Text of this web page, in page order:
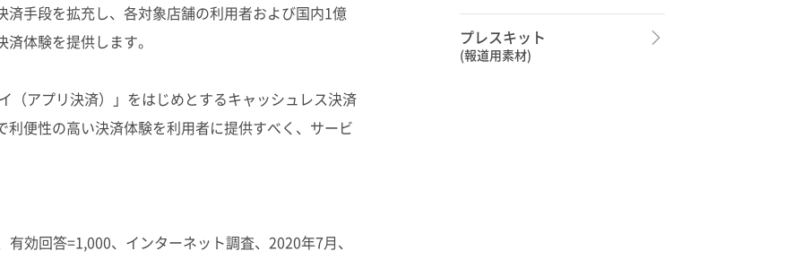
手段を拡充し、各対象店舗の利用者および国内1億
体験を提供します。
アプリ決済）」をはじめとするキャッシュレス決済
便性の高い決済体験を利用者に提供すべく、サービ
効回答=1,000、インターネット調査、2020年7月、
プレスキット
(報道用素材)